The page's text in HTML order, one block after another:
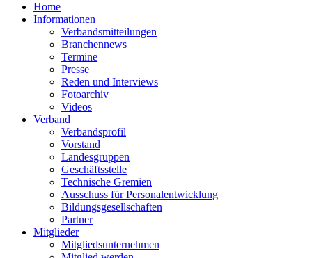
Home
Informationen
Verbandsmitteilungen
Branchennews
Termine
Presse
Reden und Interviews
Fotoarchiv
Videos
Verband
Verbandsprofil
Vorstand
Landesgruppen
Geschäftsstelle
Technische Gremien
Ausschuss für Personalentwicklung
Bildungsgesellschaften
Partner
Mitglieder
Mitgliedsunternehmen